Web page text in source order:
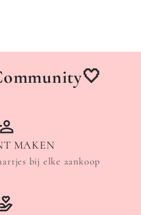
MAKEN
bij elke aankoop